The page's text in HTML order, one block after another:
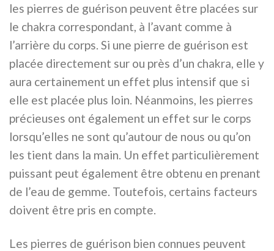
les pierres de guérison peuvent être placées sur
le chakra correspondant, à l’avant comme à
l’arrière du corps. Si une pierre de guérison est
placée directement sur ou près d’un chakra, elle y
aura certainement un effet plus intensif que si
elle est placée plus loin. Néanmoins, les pierres
précieuses ont également un effet sur le corps
lorsqu’elles ne sont qu’autour de nous ou qu’on
les tient dans la main. Un effet particulièrement
puissant peut également être obtenu en prenant
de l’eau de gemme. Toutefois, certains facteurs
doivent être pris en compte.
Les pierres de guérison bien connues peuvent